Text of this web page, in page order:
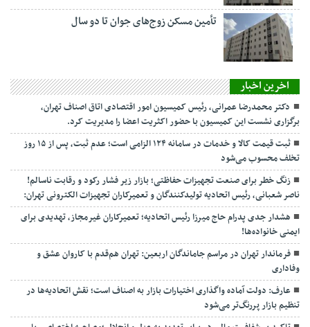
تأمین مسکن زوج‌های جوان تا دو سال
اخرین اخبار
دکتر محمدرضا عمرانی، رئیس کمیسیون امور اقتصادی اتاق اصناف تهران،
برگزاری نشست این کمیسیون با حضور اکثریت اعضا را مدیریت کرد.
ثبت قیمت کالا و خدمات در سامانه ۱۲۴ الزامی است؛ عدم ثبت، پس از ۱۵ روز
تخلف محسوب می‌شود
زنگ خطر برای صنعت تجهیزات حفاظتی؛ بازار زیر فشار رکود و رقابت ناسالم!
ناصر شعبانی، رئیس اتحادیه تولیدکنندگان و تعمیرکاران تجهیزات الکترونی تهران:
هشدار جدی پدرام حاج میرزا رئیس اتحادیه؛ تعمیرکاران غیرمجاز، تهدیدی برای
ایمنی خانواده‌ها!
فرماندار تهران در مراسم جاماندگان اربعین: تهران هم‌قدم با کاروان عشق و
وفاداری
عارف: دولت آماده واگذاری اختیارات بازار به اصناف است؛ نقش اتحادیه‌ها در
تنظیم بازار پررنگ‌تر می‌شود